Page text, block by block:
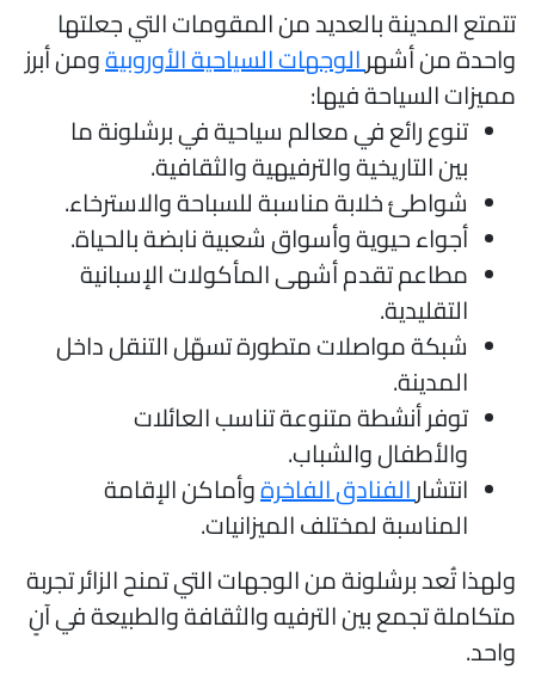
المدينة بالعديد من المقومات التي جعلتها
من أشهرالوجهات السياحية الأوروبيةومن أبرز
السياحة فيها:
تنوع رائع في معالم سياحية في برشلونة ما
بين التاريخية والترفيهية والثقافية.
شواطئ خلابة مناسبة للسباحة والاسترخاء.
أجواء حيوية وأسواق شعبية نابضة بالحياة.
مطاعم تقدم أشهى المأكولات الإسبانية
التقليدية.
شبكة مواصلات متطورة تسهّل التنقل داخل
المدينة.
توفر أنشطة متنوعة تناسب العائلات
والأطفال والشباب.
انتشارالفنادق الفاخرةوأماكن الإقامة
المناسبة لمختلف الميزانيات.
تُعد برشلونة من الوجهات التي تمنح الزائر تجربة
تجمع بين الترفيه والثقافة والطبيعة في آنٍ